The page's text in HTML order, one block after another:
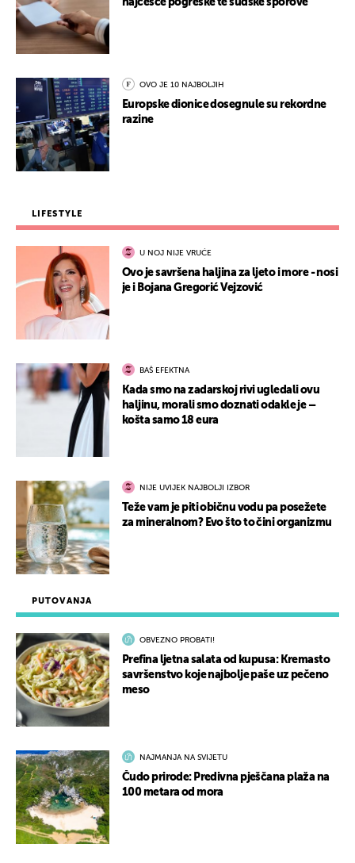
PUTOVANJA
OBVEZNO PROBATI!
Prefina ljetna salata od kupusa: Kremasto
savršenstvo koje najbolje paše uz pečeno
meso
NAJMANJA NA SVIJETU
Čudo prirode: Predivna pješčana plaža na
100 metara od mora
najčešće pogreške te sudske sporove
OVO JE 10 NAJBOLJIH
Europske dionice dosegnule su rekordne
razine
LIFESTYLE
U NOJ NIJE VRUĆE
Ovo je savršena haljina za ljeto i more - nosi
je i Bojana Gregorić Vejzović
BAŠ EFEKTNA
Kada smo na zadarskoj rivi ugledali ovu
haljinu, morali smo doznati odakle je –
košta samo 18 eura
NIJE UVIJEK NAJBOLJI IZBOR
Teže vam je piti običnu vodu pa posežete
za mineralnom? Evo što to čini organizmu